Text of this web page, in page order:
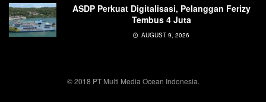
ASDP Perkuat Digitalisasi, Pelanggan Ferizy
Tembus 4 Juta
AUGUST 9, 2026
© 2018 PT Multi Media Ocean Indonesia.